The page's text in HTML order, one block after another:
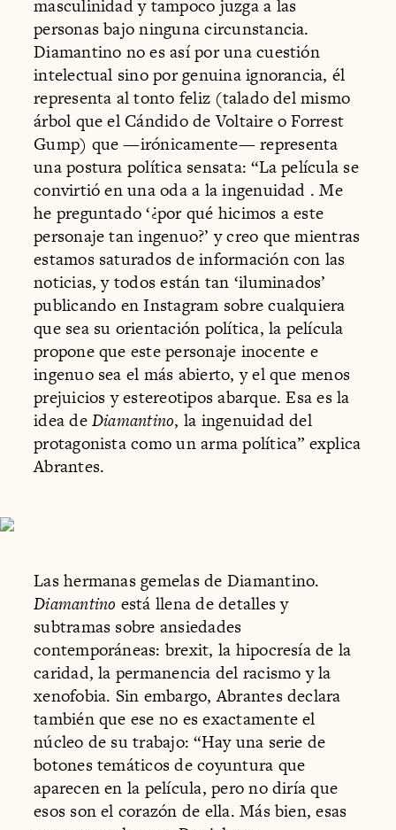
masculinidad y tampoco juzga a las
personas bajo ninguna circunstancia.
Diamantino no es así por una cuestión
intelectual sino por genuina ignorancia, él
representa al tonto feliz (talado del mismo
árbol que el Cándido de Voltaire o Forrest
Gump) que —irónicamente— representa
una postura política sensata: “La película se
convirtió en una oda a la ingenuidad . Me
he preguntado ‘¿por qué hicimos a este
personaje tan ingenuo?’ y creo que mientras
estamos saturados de información con las
noticias, y todos están tan ‘iluminados’
publicando en Instagram sobre cualquiera
que sea su orientación política, la película
propone que este personaje inocente e
ingenuo sea el más abierto, y el que menos
prejuicios y estereotipos abarque. Esa es la
idea deDiamantino, la ingenuidad del
protagonista como un arma política” explica
Abrantes.
Las hermanas gemelas de Diamantino.
Diamantino está llena de detalles y
subtramas sobre ansiedades
contemporáneas: brexit, la hipocresía de la
caridad, la permanencia del racismo y la
xenofobia. Sin embargo, Abrantes declara
también que ese no es exactamente el
núcleo de su trabajo: “Hay una serie de
botones temáticos de coyuntura que
aparecen en la película, pero no diría que
esos son el corazón de ella. Más bien, esas